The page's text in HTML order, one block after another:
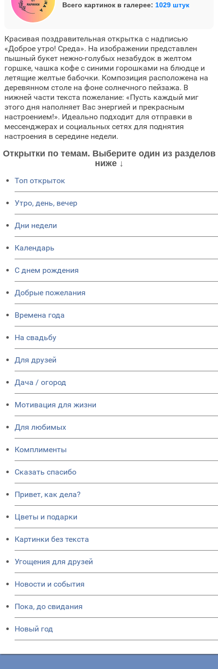
Всего картинок в галерее: 1029 штук
Красивая поздравительная открытка с надписью
«Доброе утро! Среда». На изображении представлен
пышный букет нежно-голубых незабудок в желтом
горшке, чашка кофе с синими горошками на блюдце и
летящие желтые бабочки. Композиция расположена на
деревянном столе на фоне солнечного пейзажа. В
нижней части текста пожелание: «Пусть каждый миг
этого дня наполняет Вас энергией и прекрасным
настроением!». Идеально подходит для отправки в
мессенджерах и социальных сетях для поднятия
настроения в середине недели.
Открытки по темам. Выберите один из разделов
ниже ↓
Топ открыток
Утро, день, вечер
Дни недели
Календарь
C днем рождения
Добрые пожелания
Времена года
На свадьбу
Для друзей
Дача / огород
Мотивация для жизни
Для любимых
Комплименты
Сказать спасибо
Привет, как дела?
Цветы и подарки
Картинки без текста
Угощения для друзей
Новости и события
Пока, до свидания
Новый год